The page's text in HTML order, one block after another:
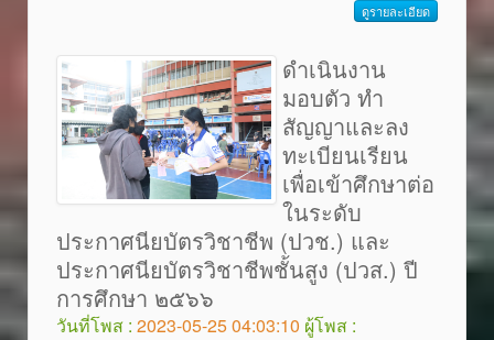
ดูรายละเอียด
ดำเนินงาน
มอบตัว ทำ
สัญญาและลง
ทะเบียนเรียน
เพื่อเข้าศึกษาต่อ
ในระดับ
ประกาศนียบัตรวิชาชีพ (ปวช.) และ
ประกาศนียบัตรวิชาชีพชั้นสูง (ปวส.) ปี
การศึกษา ๒๕๖๖
วันที่โพส : 2023-05-25 04:03:10 ผู้โพส :